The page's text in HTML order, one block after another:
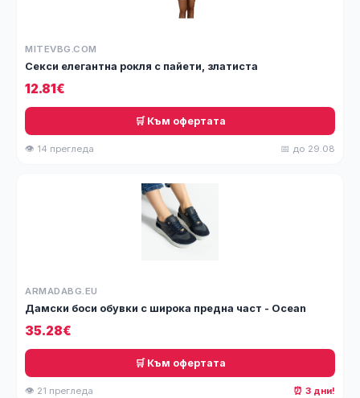
MITEVBG.COM
Секси елегантна рокля с пайети, златиста
12.81€
🛒 Към офертата
👁 14 прегледа 📅 до 29.08
ARMADABG.EU
Дамски боси обувки с широка предна част - Ocean
35.28€
🛒 Към офертата
👁 21 прегледа ⏰ 3 дни!